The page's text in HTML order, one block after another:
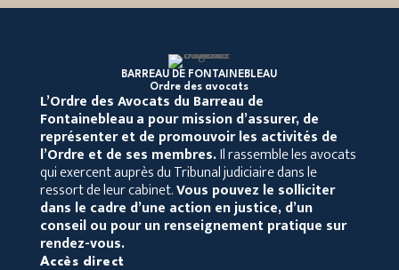
BARREAU DE FONTAINEBLEAU
Ordre des avocats
L’Ordre des Avocats du Barreau de
Fontainebleaua pour mission d’assurer, de
représenter et de promouvoir les activités de
l’Ordre et de ses membres.Il rassemble les avocats
qui exercent auprès du Tribunal judiciaire dans le
ressort de leur cabinet.Vous pouvez le solliciter
dans le cadre d’une action en justice, d’un
conseil ou pour un renseignement pratique sur
rendez-vous.
Accès direct